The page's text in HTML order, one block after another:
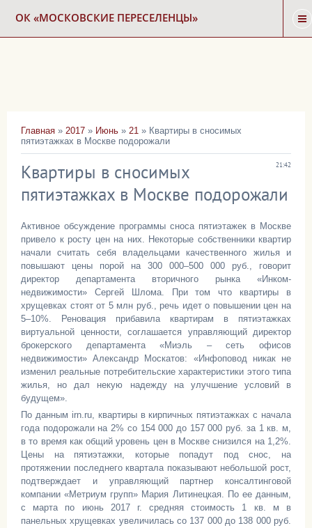
ОК «МОСКОВСКИЕ ПЕРЕСЕЛЕНЦЫ»
КАРТА СНОСА
ФОРУМ
КОНТАКТЫ
Главная » 2017 » Июнь » 21 » Квартиры в сносимых
пятиэтажках в Москве подорожали
21:42
Квартиры в сносимых
пятиэтажках в Москве подорожали
Активное обсуждение программы сноса пятиэтажек в Москве
привело к росту цен на них. Некоторые собственники квартир
начали считать себя владельцами качественного жилья и
повышают цены порой на 300 000–500 000 руб., говорит
директор департамента вторичного рынка «Инком-
недвижимости» Сергей Шлома. При том что квартиры в
хрущевках стоят от 5 млн руб., речь идет о повышении цен на
5–10%. Реновация прибавила квартирам в пятиэтажках
виртуальной ценности, соглашается управляющий директор
брокерского департамента «Миэль – сеть офисов
недвижимости» Александр Москатов: «Инфоповод никак не
изменил реальные потребительские характеристики этого типа
жилья, но дал некую надежду на улучшение условий в
будущем».
По данным irn.ru, квартиры в кирпичных пятиэтажках с начала
года подорожали на 2% со 154 000 до 157 000 руб. за 1 кв. м,
в то время как общий уровень цен в Москве снизился на 1,2%.
Цены на пятиэтажки, которые попадут под снос, на
протяжении последнего квартала показывают небольшой рост,
подтверждает и управляющий партнер консалтинговой
компании «Метриум групп» Мария Литинецкая. По ее данным,
с марта по июнь 2017 г. средняя стоимость 1 кв. м в
панельных хрущевках увеличилась со 137 000 до 138 000 руб.